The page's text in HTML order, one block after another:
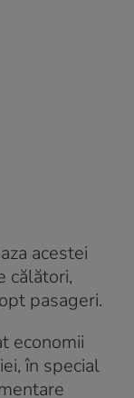
acestei
călători,
pasageri.
economii
în special